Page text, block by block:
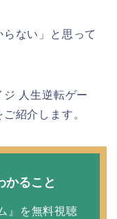
らない」と思って
人生逆転ゲー
紹介します。
かること
』を無料視聴